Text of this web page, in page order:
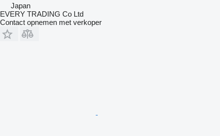
Japan
EVERY TRADING Co Ltd
Contact opnemen met verkoper